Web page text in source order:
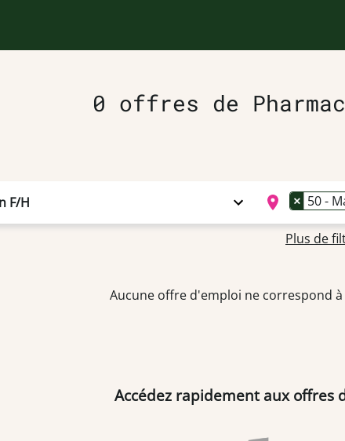
0 offres de
× 50 -
Plus de
Aucune offre d'emploi ne correspond
Accédez rapidement aux offres